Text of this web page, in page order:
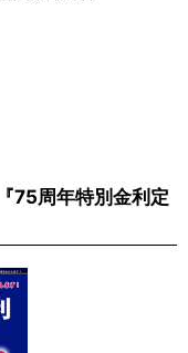
75周年特別金利定